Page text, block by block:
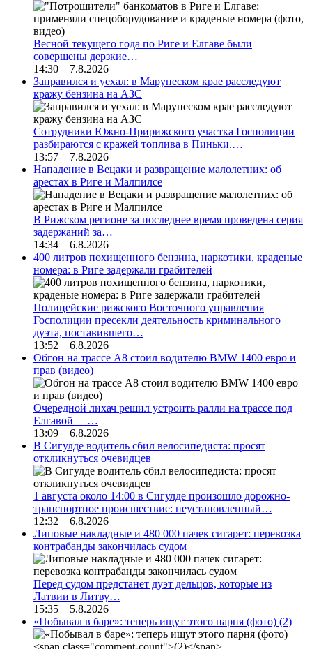
Весной текущего года по Риге и Елгаве были
совершены дерзкие…
14:30 7.8.2026
Заправился и уехал: в Марупеском крае расследуют
кражу бензина на АЗС
Сотрудники Южно-Пририжского участка Госполиции
разбираются с кражей топлива в Пиньки.…
13:57 7.8.2026
Нападение в Вецаки и развращение малолетних: об
арестах в Риге и Малпилсе
В Рижском регионе за последнее время проведена серия
задержаний за…
14:34 6.8.2026
400 литров похищенного бензина, наркотики, краденые
номера: в Риге задержали грабителей
Полицейские рижского Восточного управления
Госполиции пресекли деятельность криминального
дуэта, поставившего…
13:52 6.8.2026
Обгон на трассе А8 стоил водителю BMW 1400 евро и
прав (видео)
Очередной лихач решил устроить ралли на трассе под
Елгавой —…
13:09 6.8.2026
В Сигулде водитель сбил велосипедиста: просят
откликнуться очевидцев
1 августа около 14:00 в Сигулде произошло дорожно-
транспортное происшествие: неустановленный…
12:32 6.8.2026
Липовые накладные и 480 000 пачек сигарет: перевозка
контрабанды закончилась судом
Перед судом предстанет дуэт дельцов, которые из
Латвии в Литву…
15:35 5.8.2026
«Побывал в баре»: теперь ищут этого парня (фото) (2)